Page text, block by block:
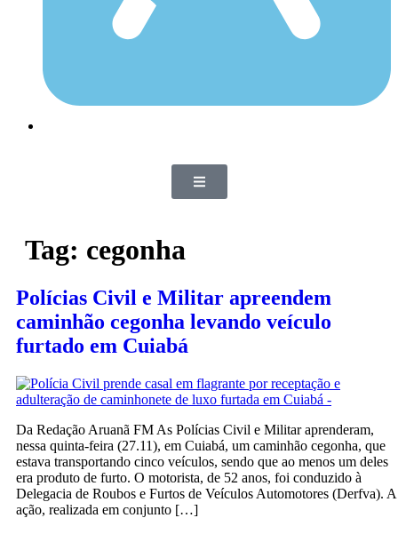
Tag: cegonha
Polícias Civil e Militar apreendem
caminhão cegonha levando veículo
furtado em Cuiabá
Da Redação Aruanã FM As Polícias Civil e Militar aprenderam,
nessa quinta-feira (27.11), em Cuiabá, um caminhão cegonha, que
estava transportando cinco veículos, sendo que ao menos um deles
era produto de furto. O motorista, de 52 anos, foi conduzido à
Delegacia de Roubos e Furtos de Veículos Automotores (Derfva). A
ação, realizada em conjunto […]